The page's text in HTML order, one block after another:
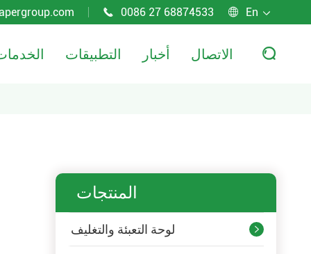
 0086 27 68874533  En 
التطبيقات أخبار الاتصال 
المنتجات
لوحة التعبئة والتغليف 